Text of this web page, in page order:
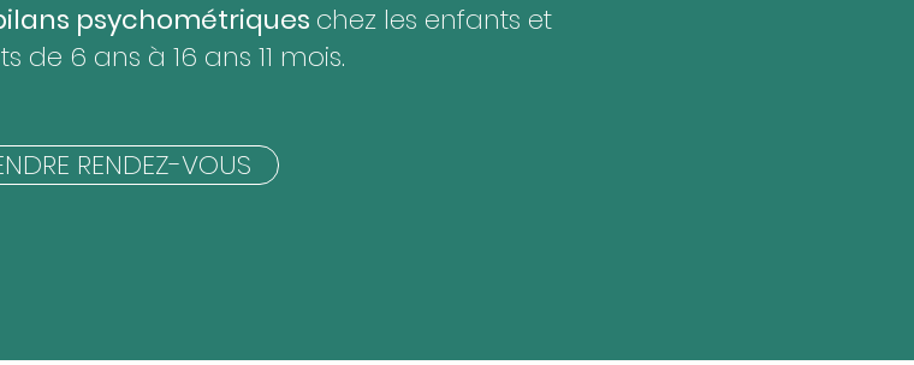
psychométriques chez les enfants et
de 6 ans à 16 ans 11 mois.
RENDEZ-VOUS